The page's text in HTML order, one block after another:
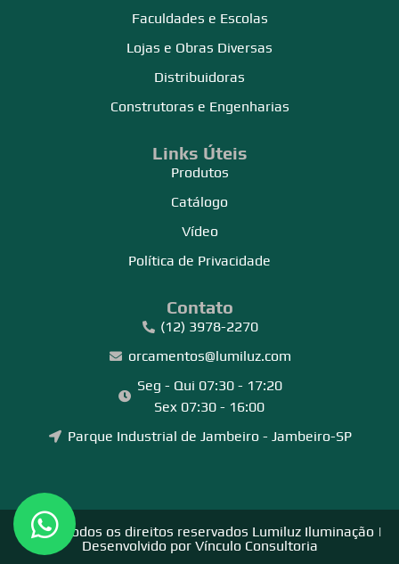
Faculdades e Escolas
Lojas e Obras Diversas
Distribuidoras
Construtoras e Engenharias
Links Úteis
Produtos
Catálogo
Vídeo
Política de Privacidade
Contato
(12) 3978-2270
orcamentos@lumiluz.com
Seg - Qui 07:30 - 17:20
Sex 07:30 - 16:00
Parque Industrial de Jambeiro - Jambeiro-SP
©2026 Todos os direitos reservados Lumiluz Iluminação |
Desenvolvido por Vínculo Consultoria